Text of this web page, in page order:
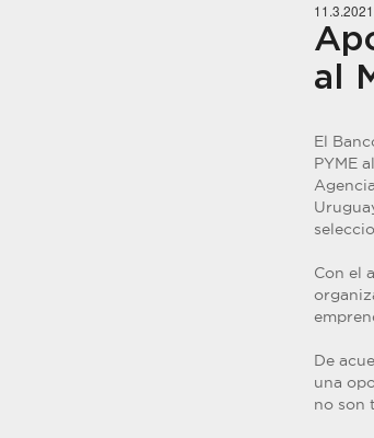
11.3.2021
al
El
PYME
Con el
De
una
no son